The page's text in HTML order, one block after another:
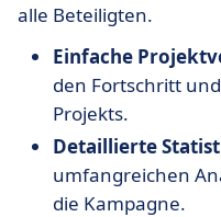
alle Beteiligten.
Einfache
den Fortschritt
Projekts.
Detaillierte
umfangreichen
die Kampagne.